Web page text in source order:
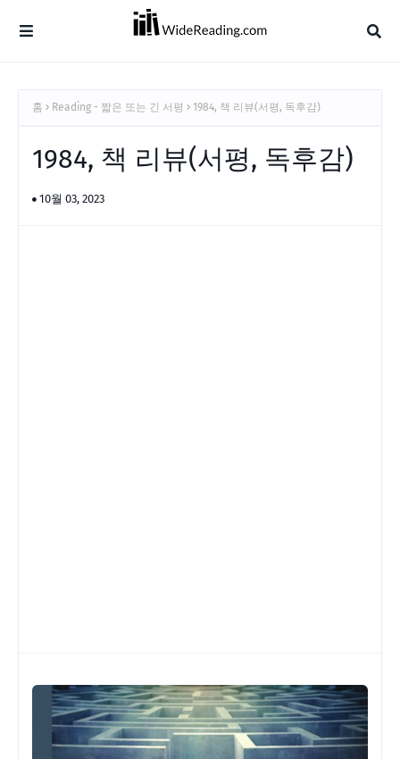
홈 Reading - 짧은 또는 긴 서평 1984, 책 리뷰(서평, 독후감)
1984, 책 리뷰(서평, 독후감)
10월 03, 2023